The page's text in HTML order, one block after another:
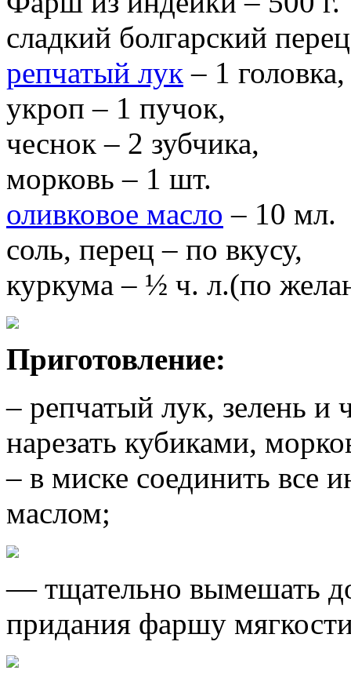
сладкий болгарский
репчатый лук – 1 головка,
укроп – 1 пучок,
чеснок – 2 зубчика,
морковь – 1 шт.
оливковое масло – 10 мл.
соль, перец – по вкусу,
куркума – ½ ч. л.(по
Приготовление:
– репчатый лук, зелень и
нарезать кубиками,
– в миске соединить все
маслом;
— тщательно вымешать
придания фаршу